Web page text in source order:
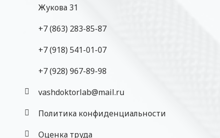
Жукова 31
+7 (863) 283-85-87
+7 (918) 541-01-07
‎+7 (928) 967-89-98
vashdoktorlab@mail.ru
Политика конфиденциальности
Оценка труда